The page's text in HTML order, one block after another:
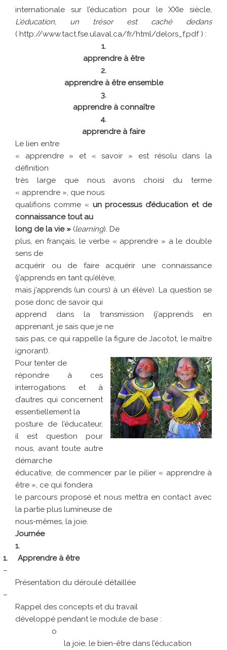
internationale sur l’éducation pour le XXIe siècle,
L’éducation, un trésor est caché dedans
( http://www.tact.fse.ulaval.ca/fr/html/delors_f.pdf ) :
1.
apprendre à être
2.
apprendre à être ensemble
3.
apprendre à connaître
4.
apprendre à faire
Le lien entre
« apprendre » et « savoir » est résolu dans la
définition
très large que nous avons choisi du terme
« apprendre », que nous
qualifions comme « un processus d’éducation et de
connaissance tout au
long de la vie » (learning). De
plus, en français, le verbe « apprendre » a le double
sens de
acquérir ou de faire acquérir une connaissance
(j’apprends en tant qu’élève,
mais j’apprends (un cours) à un élève). La question se
pose donc de savoir qui
apprend dans la transmission (j’apprends en
apprenant, je sais que je ne
sais pas, ce qui rappelle la figure de Jacotot, le maître
ignorant).
Pour tenter de
répondre à ces
interrogations et à
d’autres qui concernent
essentiellement la
posture de l’éducateur,
il est question pour
nous, avant toute autre
démarche
éducative, de commencer par le pilier « apprendre à
être », ce qui fondera
le parcours proposé et nous mettra en contact avec
la partie plus lumineuse de
nous-mêmes, la joie.
Journée
1.
1. Apprendre à être
–
Présentation du déroulé détaillée
–
Rappel des concepts et du travail
développé pendant le module de base :
o
la joie, le bien-être dans l’éducation